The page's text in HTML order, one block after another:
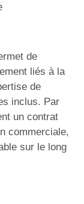
de
liés à la
de
inclus. Par
un contrat
commerciale,
sur le long